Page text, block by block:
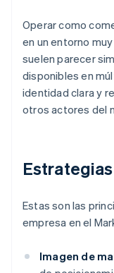
Operar como
en un entorno
suelen parecer
disponibles en
identidad clara y
otros actores del
Estas son las
empresa en el
Imagen de